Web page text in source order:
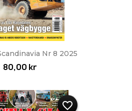
Nr 8 2025
80,00 kr
favorite_border